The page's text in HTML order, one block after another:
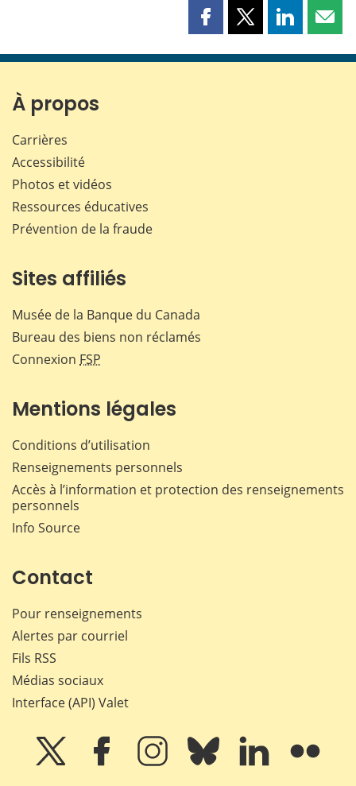
Partager
page
Partager
page
Partager
page page
À propos
Carrières
Accessibilité
Photos et vidéos
Ressources éducatives
Prévention de la fraude
Sites affiliés
Musée de la Banque du Canada
Bureau des biens non réclamés
Connexion FSP
Mentions légales
Conditions d’utilisation
Renseignements personnels
Accès à l’information et protection des renseignements
personnels
Info Source
Contact
Pour renseignements
Alertes par courriel
Fils RSS
Médias sociaux
Interface (API) Valet